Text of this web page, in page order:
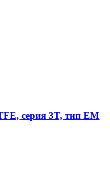
серия 3T, тип EM